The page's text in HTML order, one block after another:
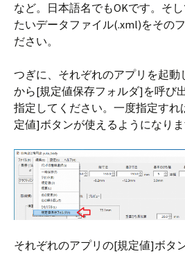
など。日本語名でもOKです。そ
たいデータファイル(.xml)をその
ださい。
つぎに、それぞれのアプリを起
から[規定値保存フォルダ]を呼び
指定してください。一度指定すれ
定値]ボタンが使えるようになりま
それぞれのアプリの[規定値]ボタ